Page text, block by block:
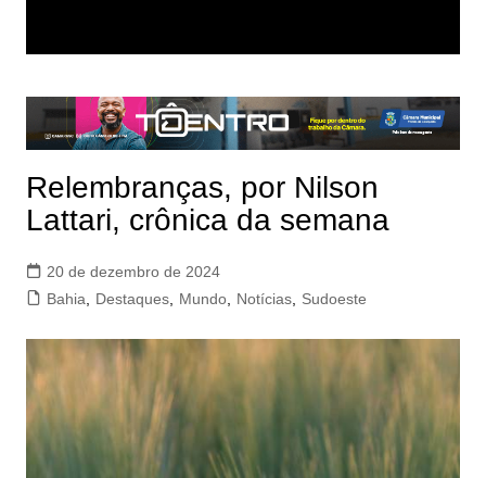
Relembranças, por Nilson
Lattari, crônica da semana
20 de dezembro de 2024
Bahia, Destaques, Mundo, Notícias, Sudoeste